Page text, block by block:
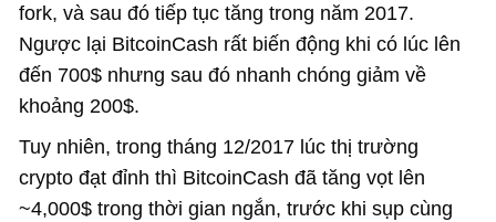
fork, và sau đó tiếp tục tăng trong năm 2017.
Ngược lại BitcoinCash rất biến động khi có lúc lên
đến 700$ nhưng sau đó nhanh chóng giảm về
khoảng 200$.
Tuy nhiên, trong tháng 12/2017 lúc thị trường
crypto đạt đỉnh thì BitcoinCash đã tăng vọt lên
~4,000$ trong thời gian ngắn, trước khi sụp cùng